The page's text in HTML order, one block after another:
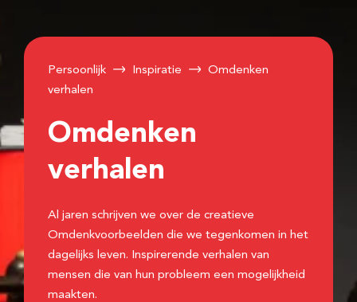
Persoonlijk Inspiratie
Omdenken
verhalen
Omdenken
verhalen
Al jaren schrijven we over de creatieve
Omdenkvoorbeelden die we tegenkomen in het
dagelijks leven. Inspirerende verhalen van
mensen die van hun probleem een mogelijkheid
maakten.